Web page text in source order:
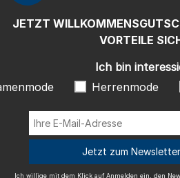
"Newsletter". Diese Einwilligung kann ich
Wir
Ausgezeichnete
JETZT
VORTEILE
Ich bin
Herrenmode
Jetzt zum
Ich willige mit dem Klick auf Anmelden ein, den